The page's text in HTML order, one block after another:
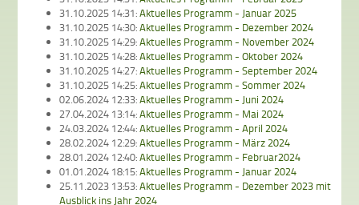
31.10.2025 14:31:Aktuelles Programm - Januar 2025
31.10.2025 14:30:Aktuelles Programm - Dezember 2024
31.10.2025 14:29:Aktuelles Programm - November 2024
31.10.2025 14:28:Aktuelles Programm - Oktober 2024
31.10.2025 14:27:Aktuelles Programm - September 2024
31.10.2025 14:25:Aktuelles Programm - Sommer 2024
02.06.2024 12:33:Aktuelles Programm - Juni 2024
27.04.2024 13:14:Aktuelles Programm - Mai 2024
24.03.2024 12:44:Aktuelles Programm - April 2024
28.02.2024 12:29:Aktuelles Programm - März 2024
28.01.2024 12:40:Aktuelles Programm - Februar2024
01.01.2024 18:15:Aktuelles Programm - Januar 2024
25.11.2023 13:53:Aktuelles Programm - Dezember 2023 mit
Ausblick ins Jahr 2024